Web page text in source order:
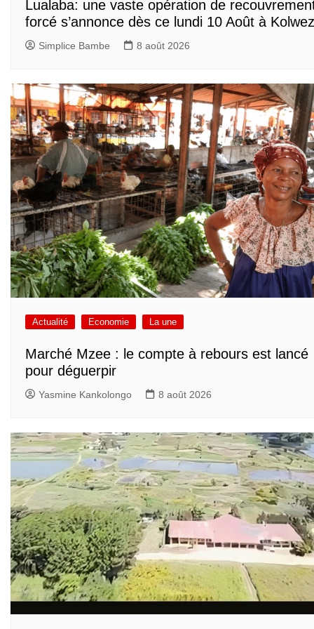
Lualaba: une vaste opération de
forcé s’annonce dès ce lundi 10 Août à
Simplice Bambe 8 août 2026
Actualité Economie La une
Marché Mzee : le compte à rebours est lancé
pour déguerpir
Yasmine Kankolongo 8 août 2026